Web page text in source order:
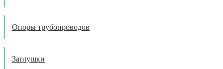
Опоры трубопроводов
Заглушки